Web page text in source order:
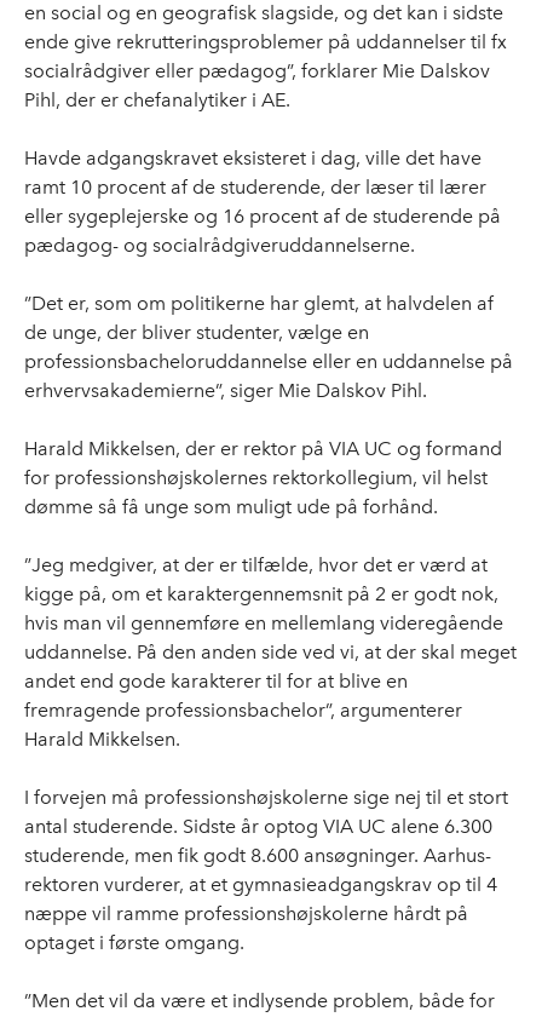
en social og en geografisk slagside, og det kan i sidste
ende give rekrutteringsproblemer på uddannelser til fx
socialrådgiver eller pædagog”, forklarer Mie Dalskov
Pihl, der er chefanalytiker i AE.
Havde adgangskravet eksisteret i dag, ville det have
ramt 10 procent af de studerende, der læser til lærer
eller sygeplejerske og 16 procent af de studerende på
pædagog- og socialrådgiveruddannelserne.
”Det er, som om politikerne har glemt, at halvdelen af
de unge, der bliver studenter, vælge en
professionsbacheloruddannelse eller en uddannelse på
erhvervsakademierne”, siger Mie Dalskov Pihl.
Harald Mikkelsen, der er rektor på VIA UC og formand
for professionshøjskolernes rektorkollegium, vil helst
dømme så få unge som muligt ude på forhånd.
”Jeg medgiver, at der er tilfælde, hvor det er værd at
kigge på, om et karaktergennemsnit på 2 er godt nok,
hvis man vil gennemføre en mellemlang videregående
uddannelse. På den anden side ved vi, at der skal meget
andet end gode karakterer til for at blive en
fremragende professionsbachelor”, argumenterer
Harald Mikkelsen.
I forvejen må professionshøjskolerne sige nej til et stort
antal studerende. Sidste år optog VIA UC alene 6.300
studerende, men fik godt 8.600 ansøgninger. Aarhus-
rektoren vurderer, at et gymnasieadgangskrav op til 4
næppe vil ramme professionshøjskolerne hårdt på
optaget i første omgang.
”Men det vil da være et indlysende problem, både for